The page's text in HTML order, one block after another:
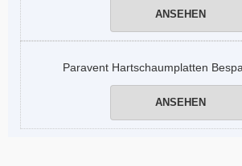
ANSEHEN
Paravent Hartschaumplatten
ANSEHEN